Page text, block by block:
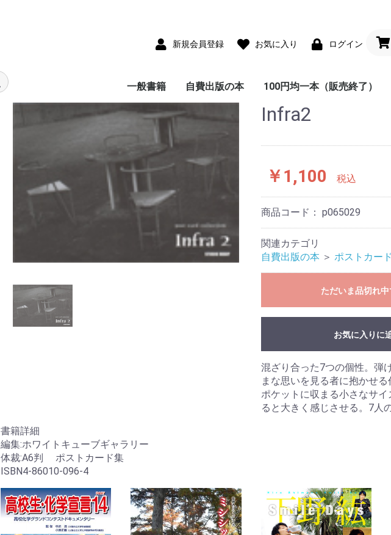
新規会員登録 お気に入り ログイン
一般書籍
児童書(童話・絵本・
紙芝居)
雑貨付き書籍
小説・フィクション
写真集
サブカルチャー
教育・思想・科学・哲
エッセイ・ノンフィク
ション
ビジネス
ガイド・紀行・歴史
趣味・実用・娯楽
画集・美術・工芸
自費出版の本
画集
ポストカードコレクシ
CD-ROM
児童書(童話・絵本・
エッセイ・ノンフィク
小説・フィクション
教育・思想・科学・哲
ビジネス
ガイド・紀行・歴史
趣味・実用・娯楽
写真集
100円均一本（販売終了）
大人のための100円均一
子供のための100円均一
Infra2
￥1,100 税込
商品コード： p065029
関連カテゴリ
自費出版の本 ＞ ポストカー
ただいま品切れ中
お気に入りに
混ざり合った7つの個性。弾
まな思いを見る者に抱かせる
ポケットに収まる小さなサイ
ると大きく感じさせる。7人
書籍詳細
編集:ホワイトキューブギャラリー
体裁:A6判 ポストカード集
ISBN4-86010-096-4